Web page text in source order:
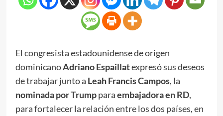
El congresista estadounidense de origen
dominicanoAdriano Espaillatexpresó sus deseos
de trabajar junto a Leah Francis Campos, la
nominada por Trumpparaembajadora en RD,
para fortalecer la relación entre los dos países, en